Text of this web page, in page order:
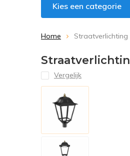
Kies een categorie
Home
Vergelijk